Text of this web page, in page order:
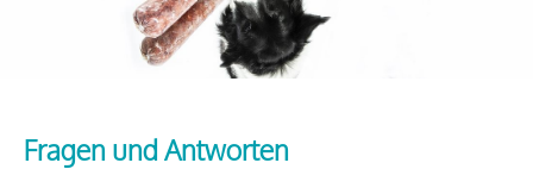
Fragen und Antworten